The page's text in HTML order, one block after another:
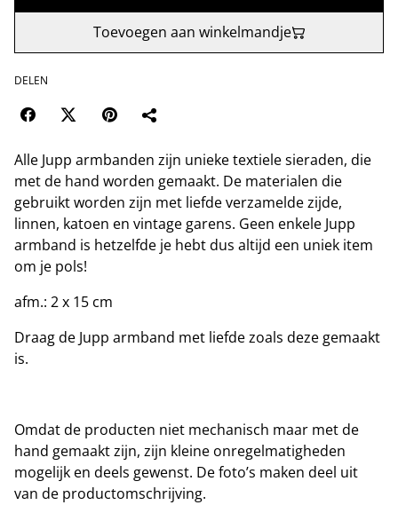
Toevoegen aan winkelmandje
DELEN
Alle Jupp armbanden zijn unieke textiele sieraden, die
met de hand worden gemaakt. De materialen die
gebruikt worden zijn met liefde verzamelde zijde,
linnen, katoen en vintage garens. Geen enkele Jupp
armband is hetzelfde je hebt dus altijd een uniek item
om je pols!
afm.: 2 x 15 cm
Draag de Jupp armband met liefde zoals deze gemaakt
is.
Omdat de producten niet mechanisch maar met de
hand gemaakt zijn, zijn kleine onregelmatigheden
mogelijk en deels gewenst. De foto’s maken deel uit
van de productomschrijving.